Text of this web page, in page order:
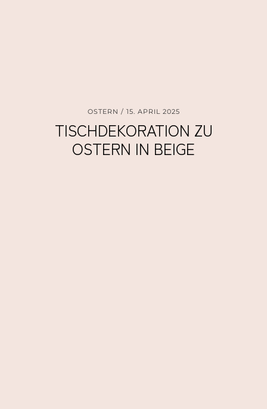
OSTERN 15. APRIL 2025
TISCHDEKORATION ZU
OSTERN IN BEIGE